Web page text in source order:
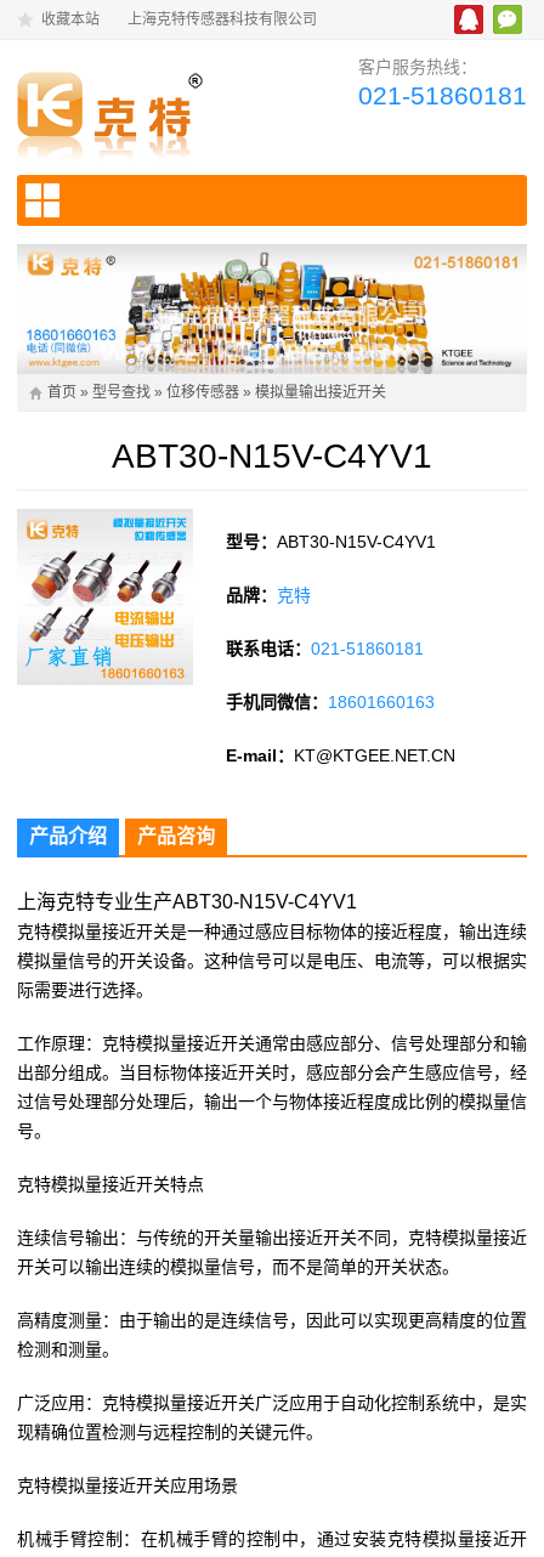
收藏本站 上海克特传感器科技有限公司
客户服务热线：
021-51860181
首页 » 型号查找 » 位移传感器 » 模拟量输出接近开关
ABT30-N15V-C4YV1
型号：ABT30-N15V-C4YV1
品牌： 克特
联系电话：021-51860181
手机同微信： 18601660163
E-mail： KT@KTGEE.NET.CN
产品介绍 产品咨询
上海克特专业生产ABT30-N15V-C4YV1
克特模拟量接近开关是一种通过感应目标物体的接近程度，输出连续
模拟量信号的开关设备。这种信号可以是电压、电流等，可以根据实
际需要进行选择。
工作原理：克特模拟量接近开关通常由感应部分、信号处理部分和输
出部分组成。当目标物体接近开关时，感应部分会产生感应信号，经
过信号处理部分处理后，输出一个与物体接近程度成比例的模拟量信
号。
克特模拟量接近开关特点
连续信号输出：与传统的开关量输出接近开关不同，克特模拟量接近
开关可以输出连续的模拟量信号，而不是简单的开关状态。
高精度测量：由于输出的是连续信号，因此可以实现更高精度的位置
检测和测量。
广泛应用：克特模拟量接近开关广泛应用于自动化控制系统中，是实
现精确位置检测与远程控制的关键元件。
克特模拟量接近开关应用场景
机械手臂控制：在机械手臂的控制中，通过安装克特模拟量接近开